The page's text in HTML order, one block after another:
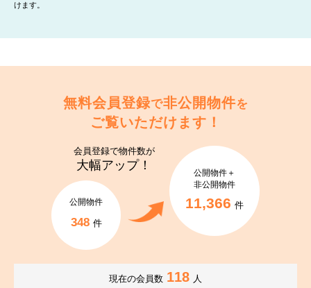
けます。
無料会員登録で非公開物件を
ご覧いただけます！
会員登録で物件数が
大幅アップ！
公開物件
348 件
公開物件＋
非公開物件
11,366 件
現在の会員数 118 人